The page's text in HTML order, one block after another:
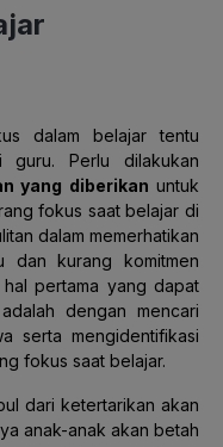
dalam belajar tentu
guru. Perlu dilakukan
yang diberikan untuk
fokus saat belajar di
dalam memerhatikan
dan kurang komitmen
pertama yang dapat
dengan mencari
serta mengidentifikasi
fokus saat belajar.
dari ketertarikan akan
anak-anak akan betah